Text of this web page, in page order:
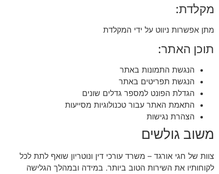
מקלדת:
מתן אפשרות ניווט על ידי המקלדת
תוכן האתר:
הנגשת התמונות באתר
הנגשת תפריטים באתר
הגדלת הפונט למספר גדלים שונים
התאמת האתר עבור טכנולוגיות מסייעות
הצהרת נגישות
משוב גולשים
צוות של חגי אורגד – משרד עורכי דין ונוטריון שואף לתת לכל
לקוחותיו את השירות הטוב ביותר. במידה ובמהלך הגלישה